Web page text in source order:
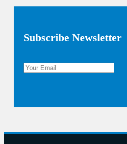
Subscribe Newsletter